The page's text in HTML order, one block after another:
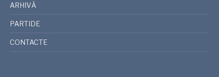
ARHIVĂ
PARTIDE
CONTACTE